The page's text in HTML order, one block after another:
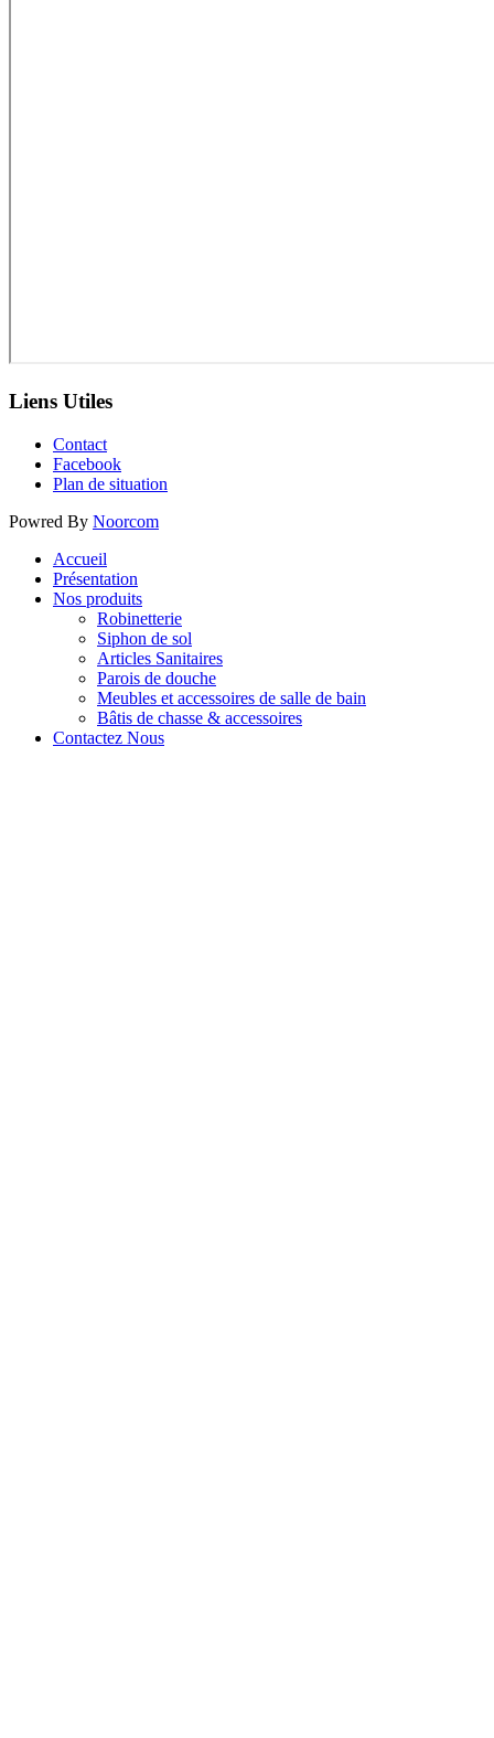
Liens Utiles
Contact
Facebook
Plan de situation
Powred By Noorcom
Accueil
Présentation
Nos produits
Robinetterie
Siphon de sol
Articles Sanitaires
Parois de douche
Meubles et accessoires de salle de bain
Bâtis de chasse & accessoires
Contactez Nous